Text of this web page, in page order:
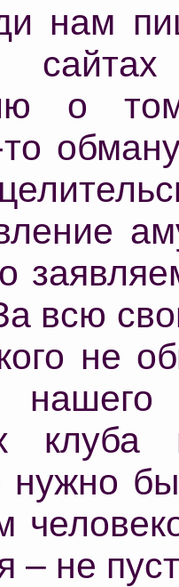
нам
о
то
всю
не
клуба
– не